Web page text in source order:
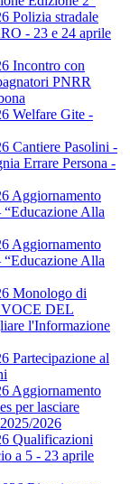
Polizia stradale
- 23 e 24 aprile
Incontro con
PNRR
Welfare Gite -
Cantiere Pasolini -
Errare Persona -
Aggiornamento
Alla
Aggiornamento
Alla
Monologo di
DEL
l'Informazione
Partecipazione al
Aggiornamento
per lasciare
2026
Qualificazioni
a 5 - 23 aprile